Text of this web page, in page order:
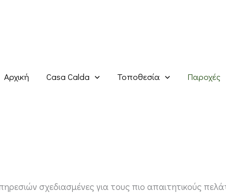
Αρχική Casa Calda Τοποθεσία Παροχές
σχεδιασμένες για τους πιο απαιτητικούς